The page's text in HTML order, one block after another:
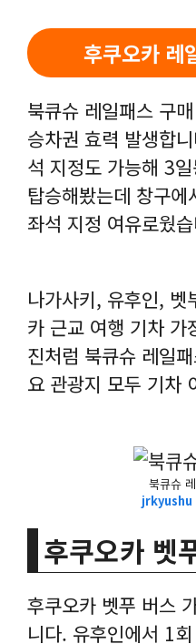
후쿠오카 레
북큐슈 레일패스 구
승차권 효력 발생합
석 지정도 가능해 3
탑승해봤는데 창구
좌석 지정 여유로웠
나가사키, 유후인,
카 근교 여행 기차 가
진처럼 북큐슈 레일
요 관광지 모두 기차
북큐슈
jrkyushu
후쿠오카 벳
후쿠오카 벳푸 버스
니다. 유후인에서 1